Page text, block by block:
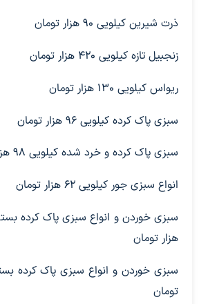
ذرت شیرین کیلویی ۹۰ هزار تومان
زنجبیل تازه کیلویی ۴۲۰ هزار تومان
ریواس کیلویی ۱۳۰ هزار تومان
سبزی پاک کرده کیلویی ۹۶ هزار تومان
سبزی پاک کرده و خرد شده کیلویی ۹۸ هزار تومان
انواع سبزی جور کیلویی ۶۲ هزار تومان
هزار تومان
تومان